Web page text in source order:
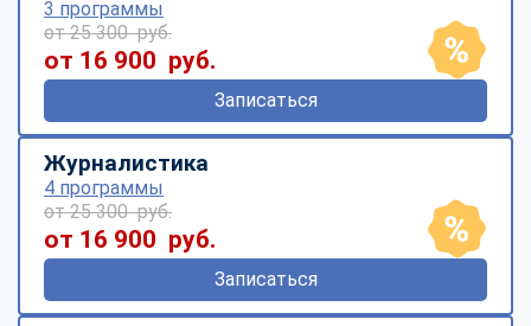
3 программы
от 25 300 руб.
от 16 900 руб.
Записаться
Журналистика
4 программы
от 25 300 руб.
от 16 900 руб.
Записаться